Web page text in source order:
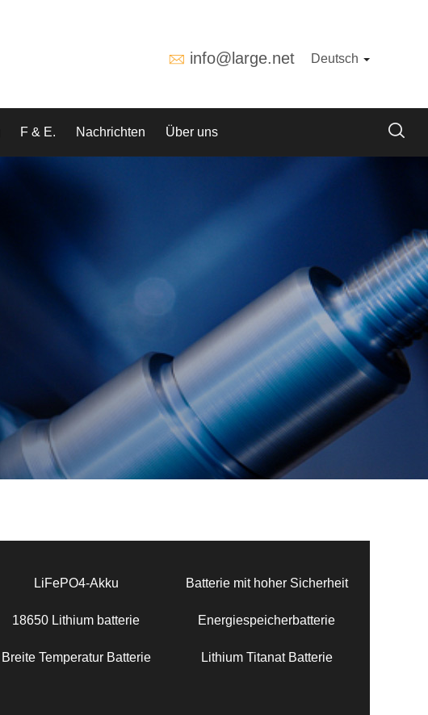
info@large.net Deutsch
F & E. Nachrichten Über uns
LiFePO4-Akku Batterie mit hoher Sicherheit
18650 Lithium batterie Energiespeicherbatterie
Breite Temperatur Batterie Lithium Titanat Batterie